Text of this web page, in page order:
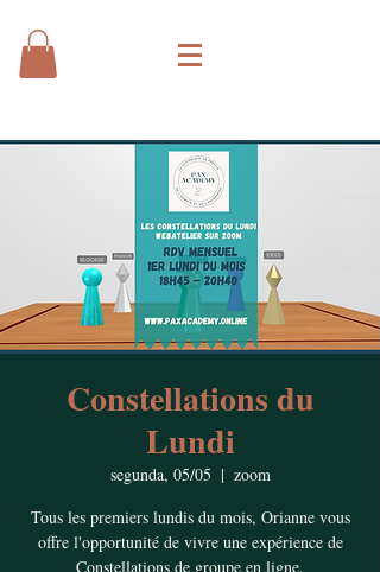
Constellations du
Lundi
segunda, 05/05
  |
zoom
Tous les premiers lundis du mois, Orianne vous
offre l'opportunité de vivre une expérience de
Constellations de groupe en ligne.